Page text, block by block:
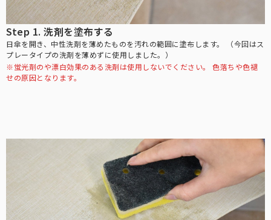
パゴダ
「仏塔」をモチーフにした小さめで可愛らしい印象のシルエット。
サンバイザー
髪型を崩さずにお顔周りをしっかり遮光する、バイザータイプの遮光
帽子。
手袋
ストール
サッと羽織るだけで日差しをブロック。日傘が差せないシーンに。
ネック/アームカバー
首回り、腕回りの紫外線を98%以上カット。
その他雑貨
アクセサリーや小物類などの便利な雑貨。
Step 1. 洗剤を塗布する
日傘を開き、中性洗剤を薄めたものを汚れの範囲に塗布します。
（今回はス
プレータイプの洗剤を薄めずに使用しました。）
※蛍光剤のや漂白効果のある洗剤は使用しないでください。
色落ちや色褪
せの原因となります。